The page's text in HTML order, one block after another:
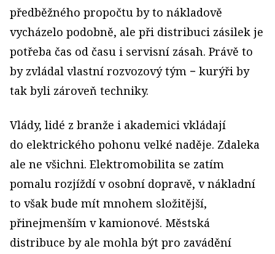
předběžného propočtu by to nákladově
vycházelo podobně, ale při distribuci zásilek je
potřeba čas od času i servisní zásah. Právě to
by zvládal vlastní rozvozový tým − kurýři by
tak byli zároveň techniky.
Vlády, lidé z branže i akademici vkládají
do elektrického pohonu velké naděje. Zdaleka
ale ne všichni. Elektromobilita se zatím
pomalu rozjíždí v osobní dopravě, v nákladní
to však bude mít mnohem složitější,
přinejmenším v kamionové. Městská
distribuce by ale mohla být pro zavádění